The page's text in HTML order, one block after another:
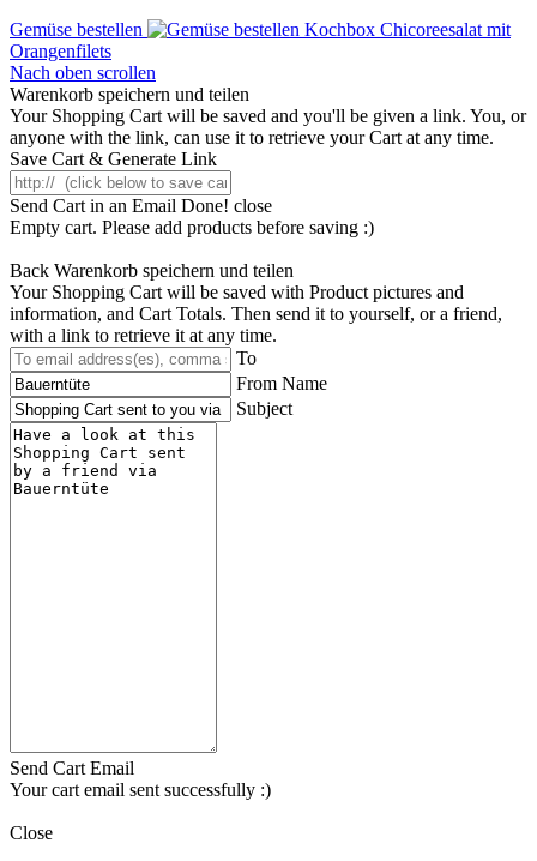
Gemüse bestellen
Kochbox Chicoreesalat mit
Orangenfilets
Nach oben scrollen
Warenkorb speichern und teilen
Your Shopping Cart will be saved and you'll be given a link. You, or
anyone with the link, can use it to retrieve your Cart at any time.
Save Cart & Generate Link
Send Cart in an Email Done! close
Empty cart. Please add products before saving :)
Back Warenkorb speichern und teilen
Your Shopping Cart will be saved with Product pictures and
information, and Cart Totals. Then send it to yourself, or a friend,
with a link to retrieve it at any time.
To
From Name
Subject
Send Cart Email
Your cart email sent successfully :)
Close